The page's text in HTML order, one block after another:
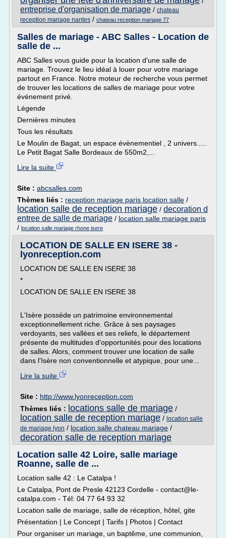
entreprise d'organisation de mariage / chateau
reception mariage nantes / chateau reception mariage 77
Salles de mariage - ABC Salles - Location de
salle de ...
ABC Salles vous guide pour la location d'une salle de
mariage. Trouvez le lieu idéal à louer pour votre mariage
partout en France. Notre moteur de recherche vous permet
de trouver les locations de salles de mariage pour votre
événement privé.
Légende
Dernières minutes
Tous les résultats
Le Moulin de Bagat, un espace évènementiel , 2 univers.....
Le Petit Bagat Salle Bordeaux de 550m2,...
Lire la suite
Site : abcsalles.com
Thèmes liés : reception mariage paris location salle /
location salle de reception mariage / decoration d
entree de salle de mariage / location salle mariage paris
/ location salle mariage rhone isere
LOCATION DE SALLE EN ISERE 38 -
lyonreception.com
LOCATION DE SALLE EN ISERE 38
*
LOCATION DE SALLE EN ISERE 38
L'Isère possède un patrimoine environnemental
exceptionnellement riche. Grâce à ses paysages
verdoyants, ses vallées et ses reliefs, le département
présente de multitudes d'opportunités pour des locations
de salles. Alors, comment trouver une location de salle
dans l'Isère non conventionnelle et atypique, pour une...
Lire la suite
Site : http://www.lyonreception.com
Thèmes liés : locations salle de mariage /
location salle de reception mariage / location salle
de mariage lyon / location salle chateau mariage /
decoration salle de reception mariage
Location salle 42 Loire, salle mariage
Roanne, salle de ...
Location salle 42 : Le Catalpa !
Le Catalpa, Pont de Presle 42123 Cordelle - contact@le-
catalpa.com - Tél: 04 77 64 93 32
Location salle de mariage, salle de réception, hôtel, gite
Présentation | Le Concept | Tarifs | Photos | Contact
Pour organiser un mariage, un baptême, une communion,